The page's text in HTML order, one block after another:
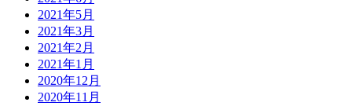
2021年5月
2021年3月
2021年2月
2021年1月
2020年12月
2020年11月